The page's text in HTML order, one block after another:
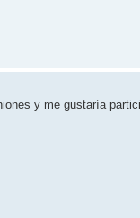
y me gustaría